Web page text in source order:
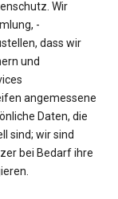
Wir
-
dass wir
und
angemessene
Daten, die
sind; wir sind
bei Bedarf ihre